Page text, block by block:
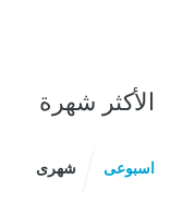
الأكثر شهرة
اسبوعى شهرى